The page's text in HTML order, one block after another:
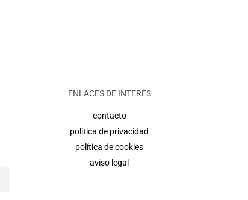
ENLACES DE INTERÉS
contacto
política de privacidad
política de cookies
aviso legal